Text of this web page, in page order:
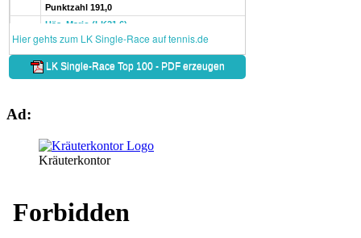
Ad:
Kräuterkontor